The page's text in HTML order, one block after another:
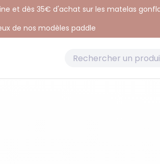
et dès 35€ d'achat sur les matelas
de nos modèles paddle